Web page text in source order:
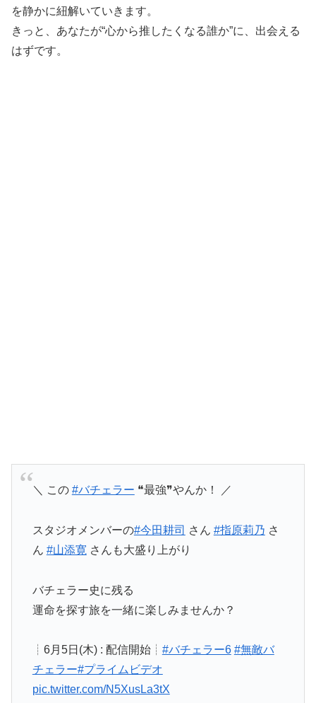
を静かに紐解いていきます。
きっと、あなたが“心から推したくなる誰か”に、出会える
はずです。
＼ この #バチェラー ❝最強❞やんか！ ／
スタジオメンバーの#今田耕司 さん #指原莉乃 さ
ん #山添寛 さんも大盛り上がり️
バチェラー史に残る
運命を探す旅を一緒に楽しみませんか？
┊6月5日(木) : 配信開始┊ #バチェラー6 #無敵バ
チェラー#プライムビデオ
pic.twitter.com/N5XusLa3tX